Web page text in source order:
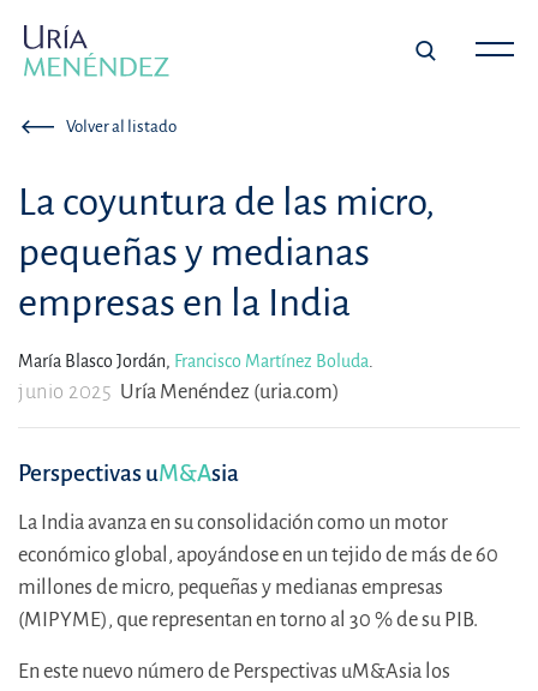
Volver al listado
La coyuntura de las micro,
pequeñas y medianas
empresas en la India
María Blasco Jordán, Francisco Martínez Boluda.
junio 2025 Uría Menéndez (uria.com)
Perspectivas uM&Asia
La India avanza en su consolidación como un motor
económico global, apoyándose en un tejido de más de 60
millones de micro, pequeñas y medianas empresas
(MIPYME), que representan en torno al 30 % de su PIB.
En este nuevo número de Perspectivas uM&Asia los